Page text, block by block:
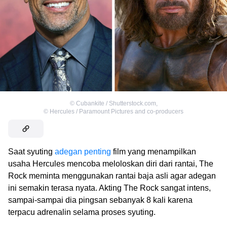
© Cubankite / Shutterstock.com,
© Hercules / Paramount Pictures and co-producers
Saat syuting adegan penting film yang menampilkan
usaha Hercules mencoba meloloskan diri dari rantai, The
Rock meminta menggunakan rantai baja asli agar adegan
ini semakin terasa nyata. Akting The Rock sangat intens,
sampai-sampai dia pingsan sebanyak 8 kali karena
terpacu adrenalin selama proses syuting.